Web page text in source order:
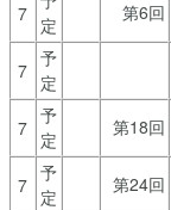
7 定
第6回
7
予
定
7
予
定
第18回
7
予
定
第24回